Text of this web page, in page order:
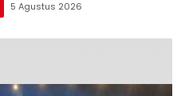
5 Agustus 2026